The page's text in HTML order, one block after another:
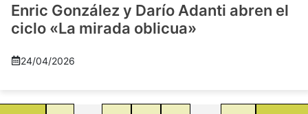
Enric González y Darío Adanti abren el
ciclo «La mirada oblicua»
24/04/2026